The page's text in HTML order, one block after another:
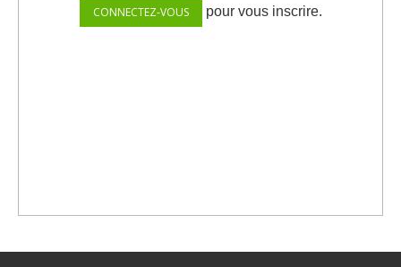
CONNECTEZ-VOUS pour vous inscrire.